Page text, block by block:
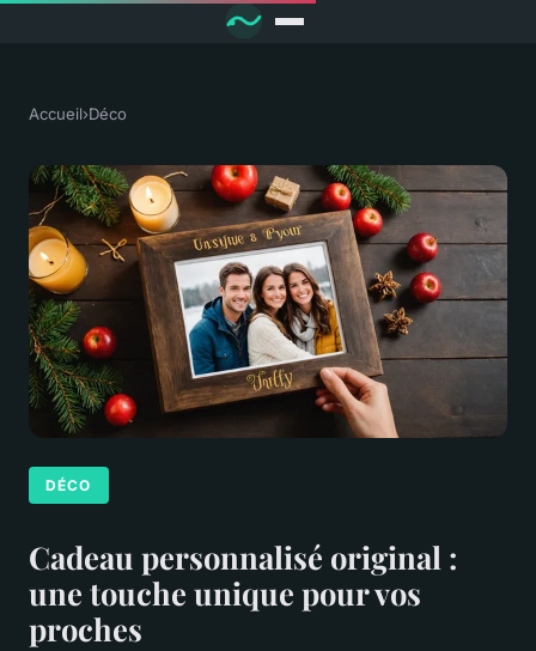
Accueil›Déco
DÉCO
Cadeau personnalisé original :
une touche unique pour vos
proches